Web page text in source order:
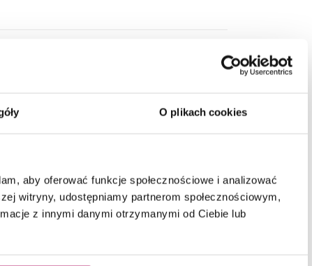
O plikach cookies
aby oferować funkcje społecznościowe i analizować
witryny, udostępniamy partnerom społecznościowym,
z innymi danymi otrzymanymi od Ciebie lub
580 mm